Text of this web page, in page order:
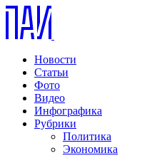
Новости
Статьи
Фото
Видео
Инфографика
Рубрики
Политика
Экономика